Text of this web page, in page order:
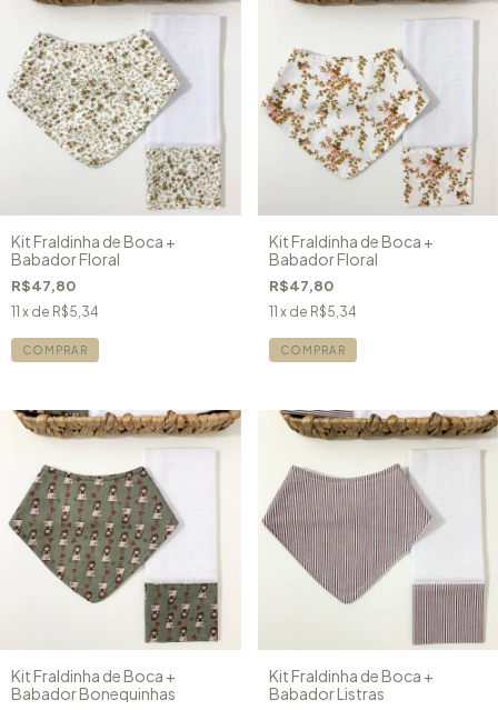
Kit Fraldinha de Boca +
Babador Floral
R$47,80
11 x de R$5,34
Kit Fraldinha de Boca +
Babador Floral
R$47,80
11 x de R$5,34
Kit Fraldinha de Boca +
Babador Bonequinhas
Kit Fraldinha de Boca +
Babador Listras